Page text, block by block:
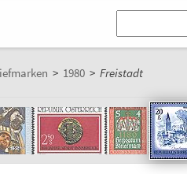
> 1980 > Freistadt